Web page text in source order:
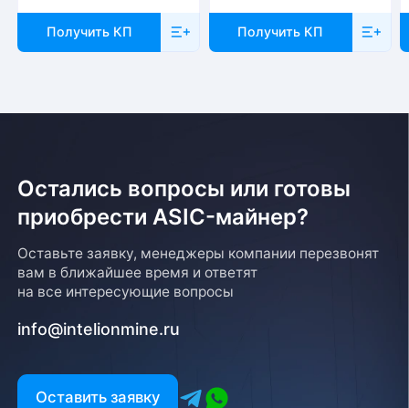
Получить КП Получить КП
Остались вопросы или готовы
приобрести ASIC-майнер?
Оставьте заявку, менеджеры компании перезвонят
вам в ближайшее время и ответят
на все интересующие вопросы
info@intelionmine.ru
Оставить заявку